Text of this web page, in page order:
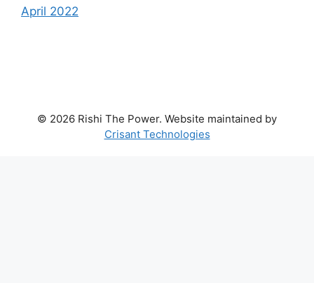
April 2022
© 2026 Rishi The Power. Website maintained by
Crisant Technologies